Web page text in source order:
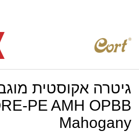
גיטרה אקוסטית
PE AMH OPBB
Mahogany